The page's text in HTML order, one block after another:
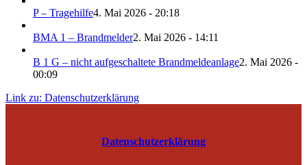
P – Tragehilfe4. Mai 2026 - 20:18
BMA 1 – Brandmelder2. Mai 2026 - 14:11
B 1 G – nicht aufgeschaltete Brandmeldeanlage2. Mai 2026 -
00:09
Link zu: Datenschutzerklärung
Datenschutzerklärung